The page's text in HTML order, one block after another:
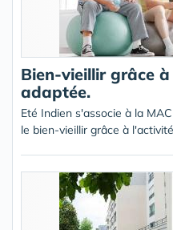
Bien-vieillir grâce
adaptée.
Eté Indien s'associe à la
le bien-vieillir grâce à